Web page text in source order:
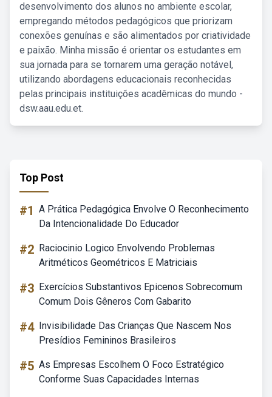
desenvolvimento dos alunos no ambiente escolar,
empregando métodos pedagógicos que priorizam
conexões genuínas e são alimentados por criatividade
e paixão. Minha missão é orientar os estudantes em
sua jornada para se tornarem uma geração notável,
utilizando abordagens educacionais reconhecidas
pelas principais instituições acadêmicas do mundo -
dsw.aau.edu.et.
Top Post
#1 A Prática Pedagógica Envolve O Reconhecimento
Da Intencionalidade Do Educador
#2 Raciocinio Logico Envolvendo Problemas
Aritméticos Geométricos E Matriciais
#3 Exercícios Substantivos Epicenos Sobrecomum
Comum Dois Gêneros Com Gabarito
#4 Invisibilidade Das Crianças Que Nascem Nos
Presídios Femininos Brasileiros
#5 As Empresas Escolhem O Foco Estratégico
Conforme Suas Capacidades Internas